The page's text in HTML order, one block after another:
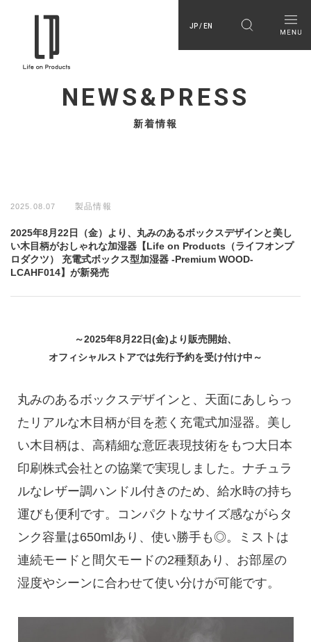
JP / EN
NEWS&PRESS
新着情報
2025.08.07 製品情報
2025年8月22日（金）より、丸みのあるボックスデザインと美し
い木目柄がおしゃれな加湿器【Life on Products（ライフオンプ
ロダクツ） 充電式ボックス型加湿器 -Premium WOOD-
LCAHF014】が新発売
～2025年8月22日(金)より販売開始、
オフィシャルストアでは先行予約を受け付け中～
丸みのあるボックスデザインと、天面にあしらっ
たリアルな木目柄が目を惹く充電式加湿器。美し
い木目柄は、高精細な意匠表現技術をもつ大日本
印刷株式会社との協業で実現しました。ナチュラ
ルなレザー調ハンドル付きのため、給水時の持ち
運びも便利です。コンパクトなサイズ感ながらタ
ンク容量は650mlあり、使い勝手も◎。ミストは
連続モードと間欠モードの2種類あり、お部屋の
湿度やシーンに合わせて使い分けが可能です。